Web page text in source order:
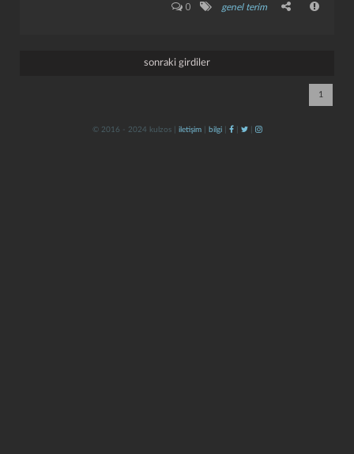
0 genel terim
sonraki girdiler
1
© 2016 - 2024 kulzos | iletişim| bilgi| | |